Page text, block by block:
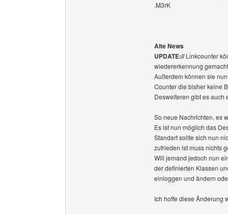
.M3rK
Alte News
UPDATE://Linkcounter
wiedererkennung
Außerdem können sie
Counter die bisher keine
Desweiteren gibt es auch
So neue Nachrichten, es
Es ist nun möglich das
Standart sollte sich nun
zufrieden ist muss nichts
Will jemand jedoch nun
der definierten Klassen
einloggen und ändern
Ich hoffe diese Änderung